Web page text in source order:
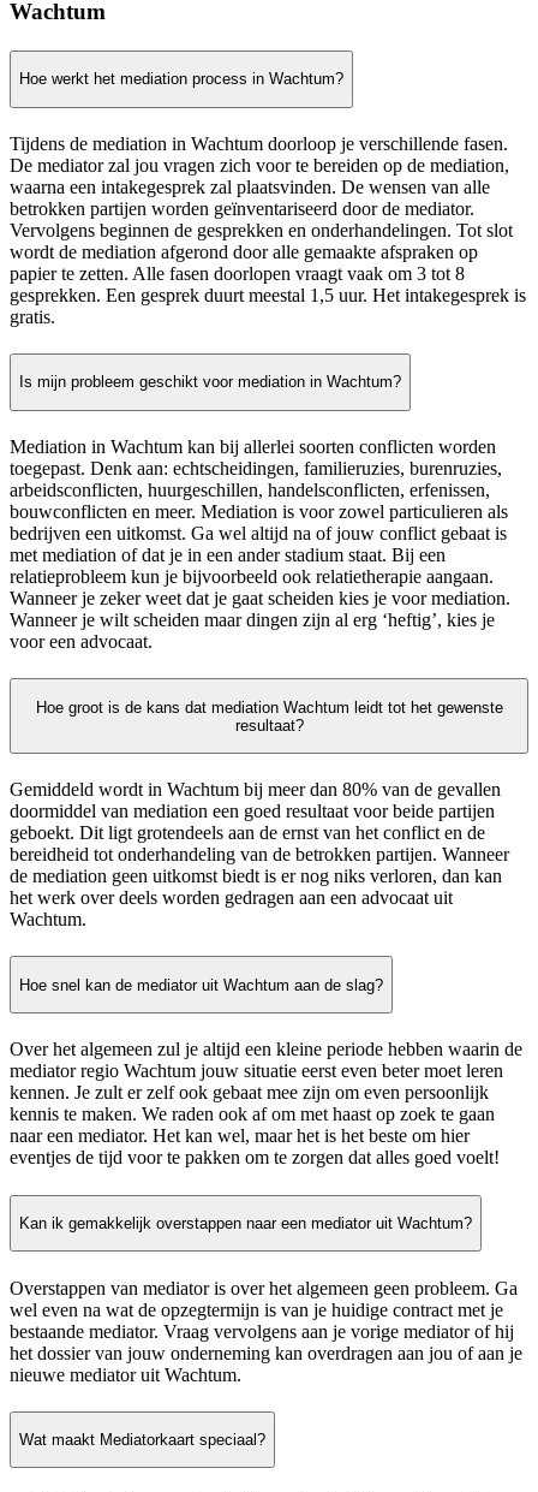
Wachtum
Hoe werkt het mediation process in Wachtum?
Tijdens de mediation in Wachtum doorloop je verschillende fasen.
De mediator zal jou vragen zich voor te bereiden op de mediation,
waarna een intakegesprek zal plaatsvinden. De wensen van alle
betrokken partijen worden geïnventariseerd door de mediator.
Vervolgens beginnen de gesprekken en onderhandelingen. Tot slot
wordt de mediation afgerond door alle gemaakte afspraken op
papier te zetten. Alle fasen doorlopen vraagt vaak om 3 tot 8
gesprekken. Een gesprek duurt meestal 1,5 uur. Het intakegesprek is
gratis.
Is mijn probleem geschikt voor mediation in Wachtum?
Mediation in Wachtum kan bij allerlei soorten conflicten worden
toegepast. Denk aan: echtscheidingen, familieruzies, burenruzies,
arbeidsconflicten, huurgeschillen, handelsconflicten, erfenissen,
bouwconflicten en meer. Mediation is voor zowel particulieren als
bedrijven een uitkomst. Ga wel altijd na of jouw conflict gebaat is
met mediation of dat je in een ander stadium staat. Bij een
relatieprobleem kun je bijvoorbeeld ook relatietherapie aangaan.
Wanneer je zeker weet dat je gaat scheiden kies je voor mediation.
Wanneer je wilt scheiden maar dingen zijn al erg ‘heftig’, kies je
voor een advocaat.
Hoe groot is de kans dat mediation Wachtum leidt tot het gewenste
resultaat?
Gemiddeld wordt in Wachtum bij meer dan 80% van de gevallen
doormiddel van mediation een goed resultaat voor beide partijen
geboekt. Dit ligt grotendeels aan de ernst van het conflict en de
bereidheid tot onderhandeling van de betrokken partijen. Wanneer
de mediation geen uitkomst biedt is er nog niks verloren, dan kan
het werk over deels worden gedragen aan een advocaat uit
Wachtum.
Hoe snel kan de mediator uit Wachtum aan de slag?
Over het algemeen zul je altijd een kleine periode hebben waarin de
mediator regio Wachtum jouw situatie eerst even beter moet leren
kennen. Je zult er zelf ook gebaat mee zijn om even persoonlijk
kennis te maken. We raden ook af om met haast op zoek te gaan
naar een mediator. Het kan wel, maar het is het beste om hier
eventjes de tijd voor te pakken om te zorgen dat alles goed voelt!
Kan ik gemakkelijk overstappen naar een mediator uit Wachtum?
Overstappen van mediator is over het algemeen geen probleem. Ga
wel even na wat de opzegtermijn is van je huidige contract met je
bestaande mediator. Vraag vervolgens aan je vorige mediator of hij
het dossier van jouw onderneming kan overdragen aan jou of aan je
nieuwe mediator uit Wachtum.
Wat maakt Mediatorkaart speciaal?